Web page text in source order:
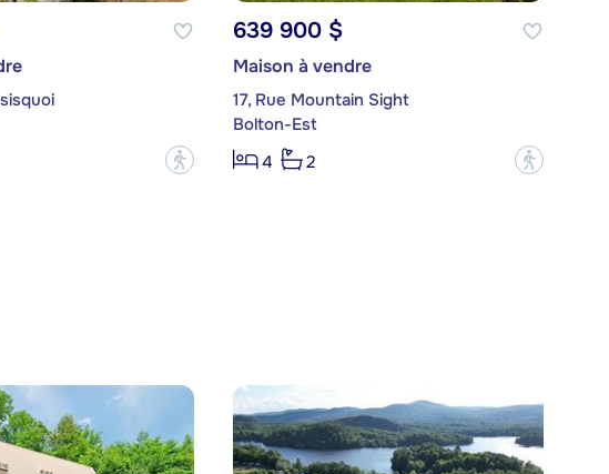
?
639 900 $
Maison à vendre
17, Rue Mountain Sight
Bolton-Est
4
2 ?